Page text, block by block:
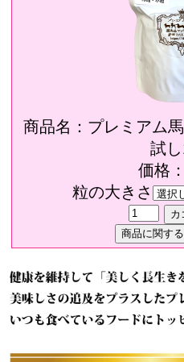
商品名：プレミアム
試
価格
粒の大きさ